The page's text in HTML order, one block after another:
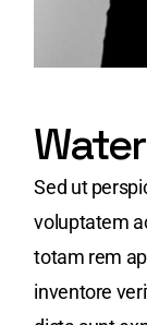
Sed ut
voluptatem
totam rem
inventore